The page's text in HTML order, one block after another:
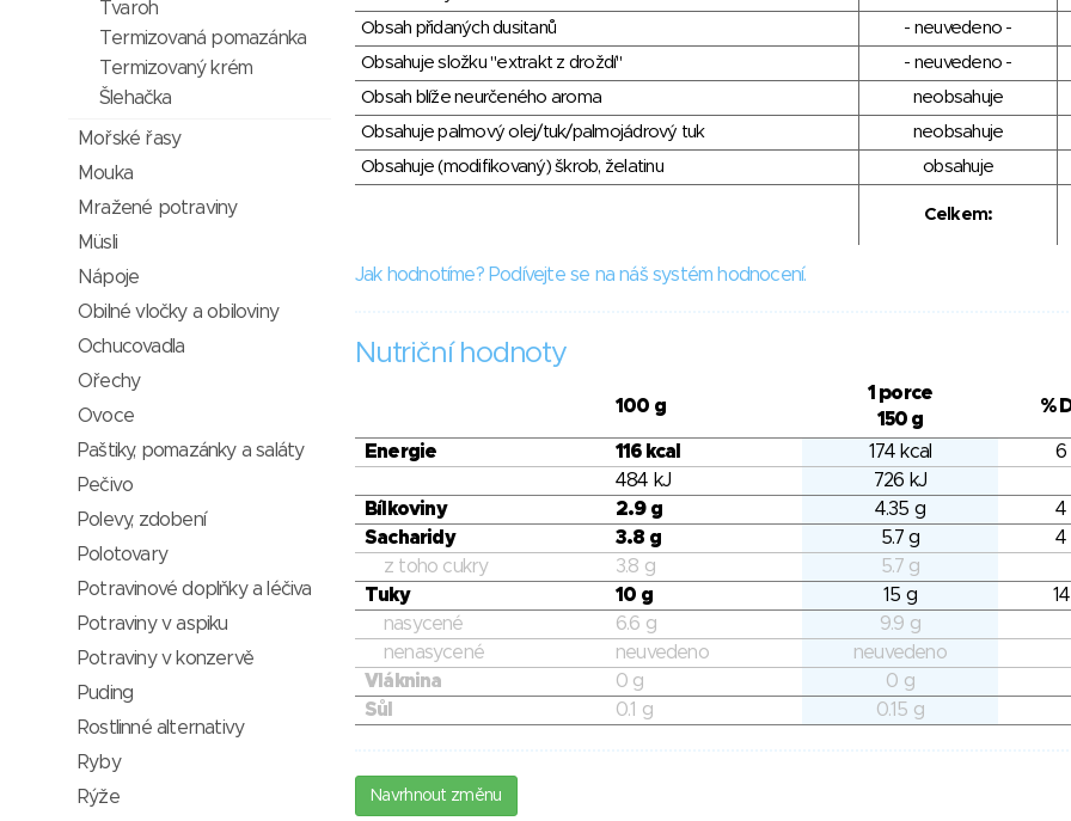
Obsah přidaných dusitanů
- neuvedeno -
Obsahuje složku "extrakt z droždí"
- neuvedeno -
Obsah blíže neurčeného aroma
neobsahuje
Obsahuje palmový olej/tuk/palmojádrový tuk
neobsahuje
Obsahuje (modifikovaný) škrob, želatinu
obsahuje
Celkem:
Jak hodnotíme? Podívejte se na náš systém hodnocení.
Nutriční hodnoty
100 g
1 porce
150 g
%
Energie 116 kcal 174 kcal
6
484 kJ
726 kJ
Bílkoviny
2.9 g 4.35 g
4
Sacharidy
3.8 g 5.7 g
4
z toho cukry
3.8 g
5.7 g
Tuky
10 g 15 g
nasycené
6.6 g
9.9 g
nenasycené
neuvedeno
neuvedeno
Vláknina
0 g
0 g
Sůl
0.1 g 0.15 g
Navrhnout změnu
Tvaroh
Termizovaná pomazánka
Termizovaný krém
Šlehačka
Mořské řasy
Mouka
Mražené potraviny
Müsli
Nápoje
Obilné vločky a obiloviny
Ochucovadla
Ořechy
Ovoce
Paštiky, pomazánky a saláty
Pečivo
Polevy, zdobení
Polotovary
Potravinové doplňky a léčiva
Potraviny v aspiku
Potraviny v konzervě
Puding
Rostlinné alternativy
Ryby
Rýže